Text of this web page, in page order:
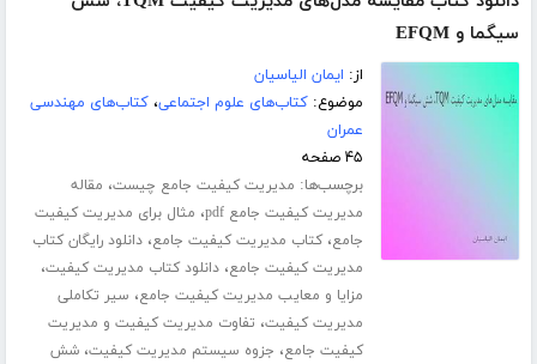
سیگما و EFQM
از: ایمان الیاسیان
موضوع:کتاب‌های علوم اجتماعی،کتاب‌های مهندسی
عمران
۴۵ صفحه
برچسب‌ها: مدیریت کیفیت جامع چیست، مقاله
مدیریت کیفیت جامع pdf
، مثال برای مدیریت کیفیت
جامع،کتاب مدیریت کیفیت جامع،دانلود رایگان کتاب
مدیریت کیفیت جامع،دانلود کتاب مدیریت کیفیت،
مزایا و معایب مدیریت کیفیت جامع، سیر تکاملی
مدیریت کیفیت، تفاوت مدیریت کیفیت و مدیریت
کیفیت جامع، جزوه سیستم مدیریت کیفیت،شش